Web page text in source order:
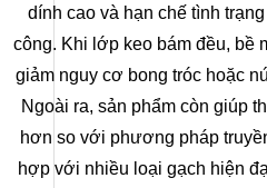
dính cao và hạn chế tình
công. Khi lớp keo bám đều, bề
giảm nguy cơ bong tróc hoặc
Ngoài ra, sản phẩm còn giúp
hơn so với phương pháp
hợp với nhiều loại gạch hiện